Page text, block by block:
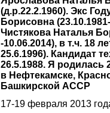
(д.р.22.2.1960). Экс
Борисовна
Чистякова Наталья
-10.06.2014), в т.ч. 18
25.6.1996). Кандидат
26.5.1988. Я родилась
в Нефтекамске,
Башкирской АССР
17-19 февраля 2013